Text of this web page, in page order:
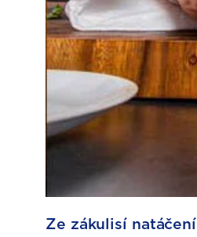
Ze zákulisí natáčení